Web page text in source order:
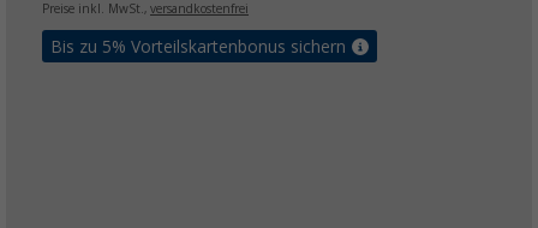
Preise inkl. MwSt., versandkostenfrei
Bis zu 5% Vorteilskartenbonus sichern